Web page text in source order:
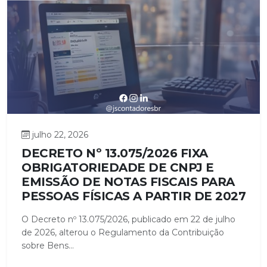
julho 22, 2026
DECRETO Nº 13.075/2026 FIXA
OBRIGATORIEDADE DE CNPJ E
EMISSÃO DE NOTAS FISCAIS PARA
PESSOAS FÍSICAS A PARTIR DE 2027
O Decreto nº 13.075/2026, publicado em 22 de julho
de 2026, alterou o Regulamento da Contribuição
sobre Bens...